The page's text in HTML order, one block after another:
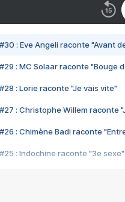
#30 : Eve Angeli raconte "Avant
#29 : MC Solaar raconte "Bouge
#28 : Lorie raconte "Je vais vite"
#27 : Christophe Willem raconte
#26 : Chimène Badi raconte
#25 : Indochine raconte "3e sexe"